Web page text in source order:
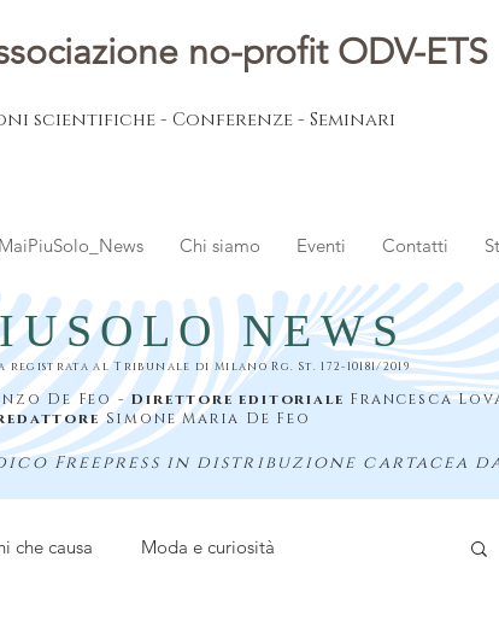
no-profit ODV-ETS
scientifiche - Conferenze - Seminari
MaiPiuSolo_News Chi siamo Eventi Contatti
NEWS
al Tribunale di Milano Rg. St. 172-10181/2019
De Feo -Direttore editoriale Francesca
Simone Maria De Feo
Freepress in distribuzione cartacea
che causa Moda e curiosità